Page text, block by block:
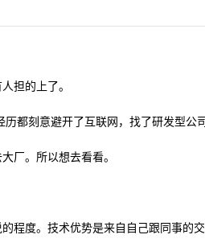
担的上了。
都刻意避开了互联网，找了研发型公司
厂。所以想去看看。
程度。技术优势是来自自己跟同事的交